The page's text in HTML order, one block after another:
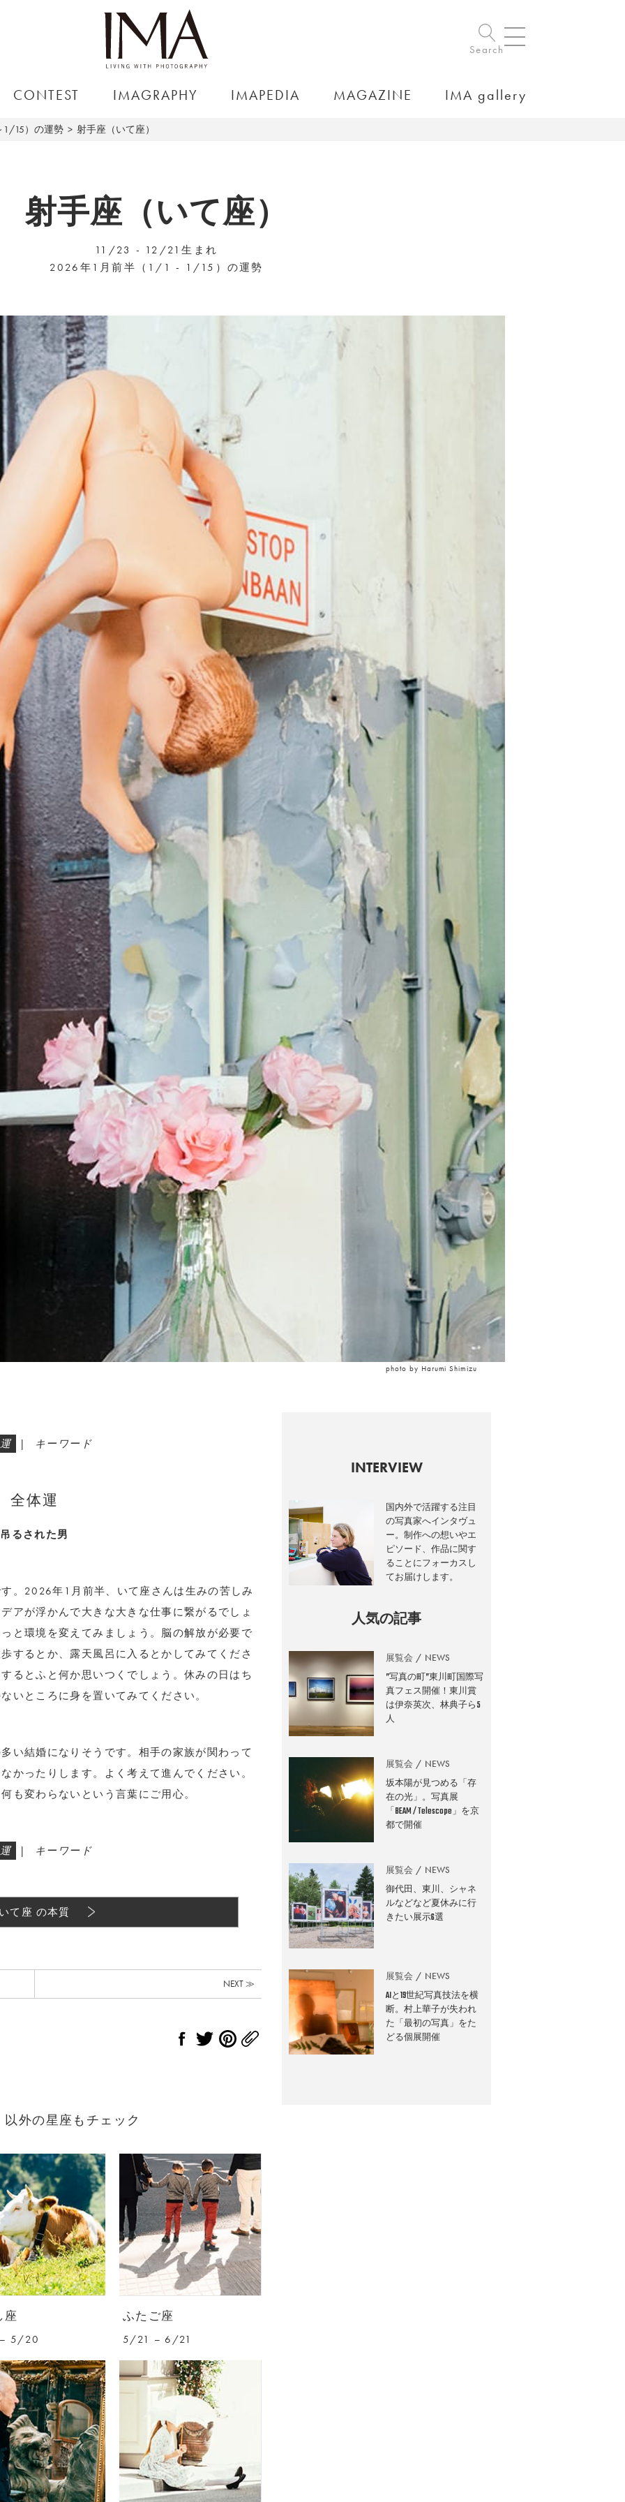
Search
CONTEST IMAGRAPHY IMAPEDIA MAGAZINE IMA gallery
15）の運勢 射手座（いて座）
射手座（いて座）
11/23 - 12/21生まれ
2026年1月前半（1/1 - 1/15）の運勢
photo by Harumi Shimizu
| キーワード
全体運
吊るされた男
。2026年1月前半、いて座さんは生みの苦しみ
アが浮かんで大きな大きな仕事に繋がるでしょ
と環境を変えてみましょう。脳の解放が必要で
するとか、露天風呂に入るとかしてみてくださ
るとふと何か思いつくでしょう。休みの日はち
いところに身を置いてみてください。
い結婚になりそうです。相手の家族が関わって
かったりします。よく考えて進んでください。
も変わらないという言葉にご用心。
| キーワード
て座 の本質
NEXT ≫
外の星座もチェック
座
5/20
ふたご座
5/21 – 6/21
INTERVIEW
国内外で活躍する注目
の写真家へインタヴュ
ー。制作への想いやエ
ピソード、作品に関す
ることにフォーカスし
てお届けします。
人気の記事
展覧会 NEWS
”写真の町”東川町国際写
真フェス開催！東川賞
は伊奈英次、林典子ら5
人
展覧会 NEWS
坂本陽が見つめる「存
在の光」。写真展
「BEAM / Telescope」を京
都で開催
展覧会 NEWS
御代田、東川、シャネ
ルなどなど夏休みに行
きたい展示6選
展覧会 NEWS
AIと19世紀写真技法を横
断。村上華子が失われ
た「最初の写真」をた
どる個展開催